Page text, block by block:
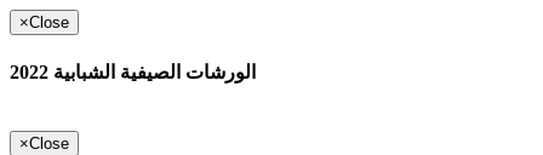
×Close
الورشات الصيفية الشبابية 2022
×Close